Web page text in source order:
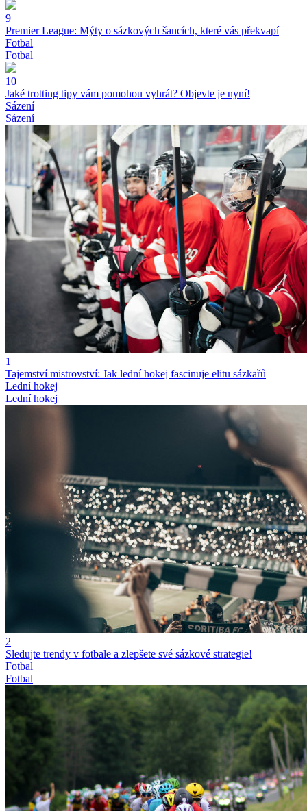
9
Premier League: Mýty o sázkových šancích, které vás překvapí
Fotbal
Fotbal
10
Jaké trotting tipy vám pomohou vyhrát? Objevte je nyní!
Sázení
Sázení
1
Tajemství mistrovství: Jak lední hokej fascinuje elitu sázkařů
Lední hokej
Lední hokej
2
Sledujte trendy v fotbale a zlepšete své sázkové strategie!
Fotbal
Fotbal